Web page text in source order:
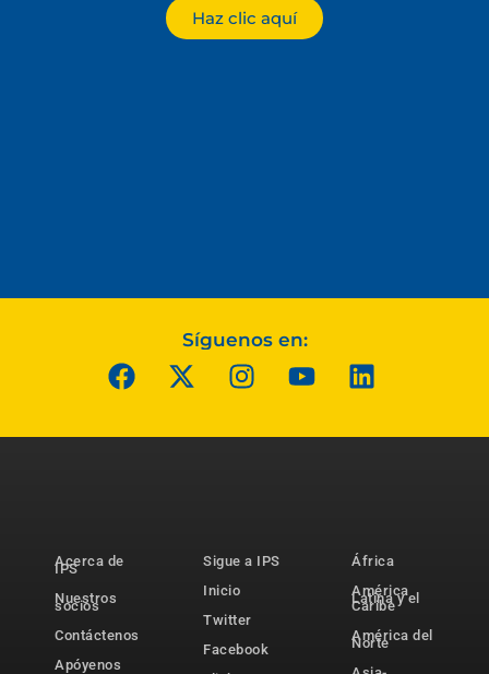
Haz clic aquí
Síguenos en:
Acerca de
IPS
Nuestros
socios
Contáctenos
Apóyenos
Sigue a IPS
Inicio
Twitter
Facebook
África
América
Latina y el
Caribe
América del
Norte